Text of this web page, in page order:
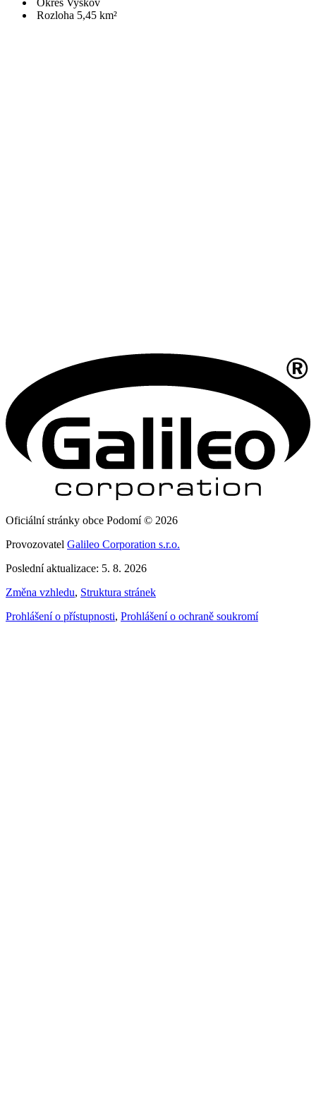
Okres Vyškov
Rozloha 5,45 km²
Oficiální stránky obce Podomí © 2026
Provozovatel Galileo Corporation s.r.o.
Poslední aktualizace: 5. 8. 2026
Změna vzhledu, Struktura stránek
Prohlášení o přístupnosti, Prohlášení o ochraně soukromí